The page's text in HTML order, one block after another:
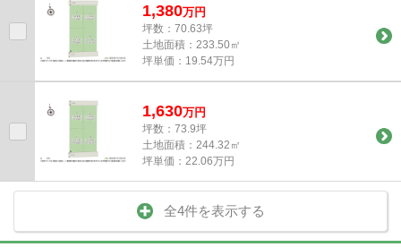
1,380万円
坪数：70.63坪
土地面積：233.50㎡
坪単価：19.54万円
1,630万円
坪数：73.9坪
土地面積：244.32㎡
坪単価：22.06万円
全4件を表示する